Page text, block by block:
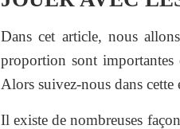
Dans cet article, nous
proportion sont
Alors suivez-nous dans
Il existe de nombreuses